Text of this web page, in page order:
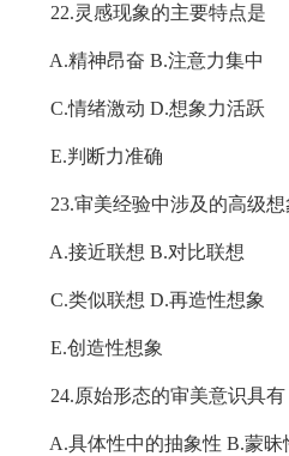
22.灵感现象的主要特点是
A.精神昂奋 B.注意力集中
C.情绪激动 D.想象力活跃
E.判断力准确
23.审美经验中涉及的高级想
A.接近联想 B.对比联想
C.类似联想 D.再造性想象
E.创造性想象
24.原始形态的审美意识具有
A.具体性中的抽象性 B.蒙昧